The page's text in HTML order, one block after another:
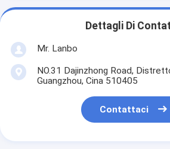
Dettagli Di
Mr. Lanbo
NO.31 Dajinzhong Road,
Guangzhou, Cina 510405
Contattaci